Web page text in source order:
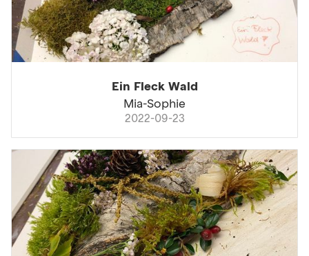
Ein Fleck Wald
Mia-Sophie
2022-09-23